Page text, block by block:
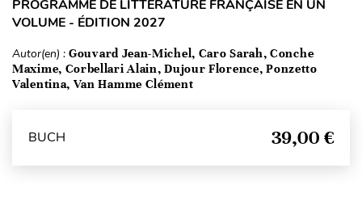
PROGRAMME DE LITTÉRATURE FRANÇAISE EN UN
VOLUME - ÉDITION 2027
Autor(en) : Gouvard Jean-Michel, Caro Sarah, Conche
Maxime, Corbellari Alain, Dujour Florence, Ponzetto
Valentina, Van Hamme Clément
BUCH 39,00 €